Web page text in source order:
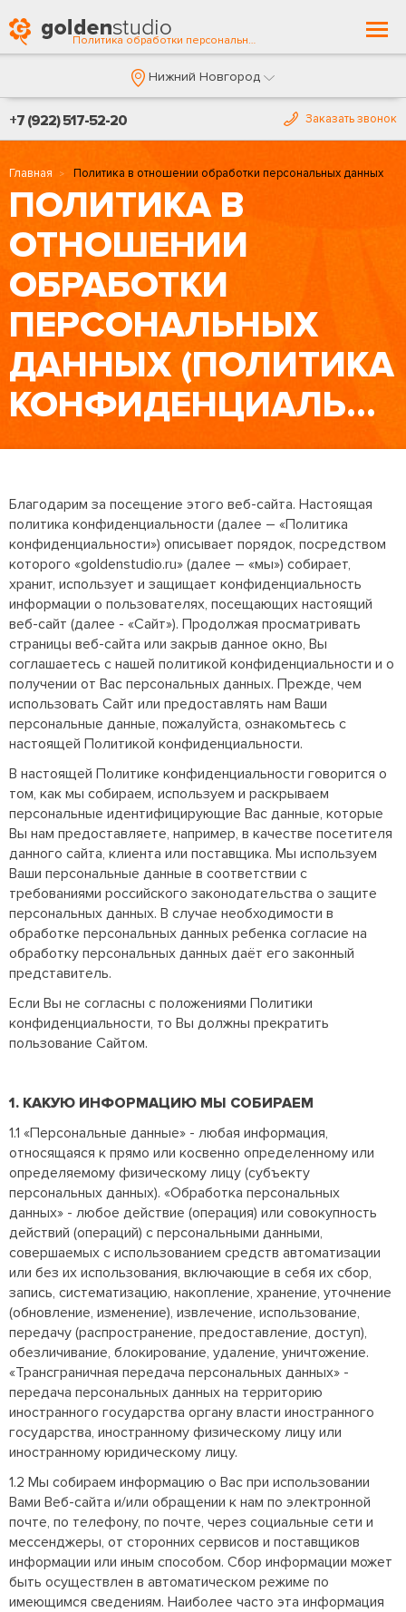
Политика обработки персональных данных
Нижний Новгород
+7 (922) 517-52-20 Заказать звонок
Главная Политика в отношении обработки персональных данных
ПОЛИТИКА В
ОТНОШЕНИИ
ОБРАБОТКИ
ПЕРСОНАЛЬНЫХ
ДАННЫХ (ПОЛИТИКА
КОНФИДЕНЦИАЛЬНОСТИ)
Благодарим за посещение этого веб-сайта. Настоящая
политика конфиденциальности (далее – «Политика
конфиденциальности») описывает порядок, посредством
которого «goldenstudio.ru» (далее – «мы») собирает,
хранит, использует и защищает конфиденциальность
информации о пользователях, посещающих настоящий
веб-сайт (далее - «Сайт»). Продолжая просматривать
страницы веб-сайта или закрыв данное окно, Вы
соглашаетесь с нашей политикой конфиденциальности и о
получении от Вас персональных данных. Прежде, чем
использовать Сайт или предоставлять нам Ваши
персональные данные, пожалуйста, ознакомьтесь с
настоящей Политикой конфиденциальности.
В настоящей Политике конфиденциальности говорится о
том, как мы собираем, используем и раскрываем
персональные идентифицирующие Вас данные, которые
Вы нам предоставляете, например, в качестве посетителя
данного сайта, клиента или поставщика. Мы используем
Ваши персональные данные в соответствии с
требованиями российского законодательства о защите
персональных данных. В случае необходимости в
обработке персональных данных ребенка согласие на
обработку персональных данных даёт его законный
представитель.
Если Вы не согласны с положениями Политики
конфиденциальности, то Вы должны прекратить
пользование Сайтом.
1. КАКУЮ ИНФОРМАЦИЮ МЫ СОБИРАЕМ
1.1 «Персональные данные» - любая информация,
относящаяся к прямо или косвенно определенному или
определяемому физическому лицу (субъекту
персональных данных). «Обработка персональных
данных» - любое действие (операция) или совокупность
действий (операций) с персональными данными,
совершаемых с использованием средств автоматизации
или без их использования, включающие в себя их сбор,
запись, систематизацию, накопление, хранение, уточнение
(обновление, изменение), извлечение, использование,
передачу (распространение, предоставление, доступ),
обезличивание, блокирование, удаление, уничтожение.
«Трансграничная передача персональных данных» -
передача персональных данных на территорию
иностранного государства органу власти иностранного
государства, иностранному физическому лицу или
иностранному юридическому лицу.
1.2 Мы собираем информацию о Вас при использовании
Вами Веб-сайта и/или обращении к нам по электронной
почте, по телефону, по почте, через социальные сети и
мессенджеры, от сторонних сервисов и поставщиков
информации или иным способом. Сбор информации может
быть осуществлен в автоматическом режиме по
имеющимся сведениям. Наиболее часто эта информация